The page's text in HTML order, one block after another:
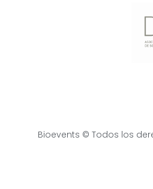
Bioevents © Todos los